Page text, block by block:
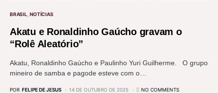
BRASIL NOTÍCIAS
Akatu e Ronaldinho Gaúcho gravam o
“Rolê Aleatório”
Akatu, Ronaldinho Gaúcho e Paulinho Yuri Guilherme. O grupo
mineiro de samba e pagode esteve com o…
POR FELIPE DE JESUS 14 DE OUTUBRO DE 2025 NO COMMENTS